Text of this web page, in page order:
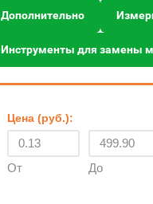
Дополнительно
Инструменты для замены
Цена (руб.):
От До